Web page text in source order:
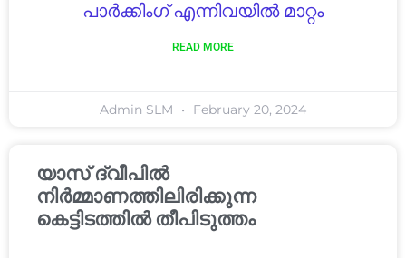
പാർക്കിംഗ് എന്നിവയിൽ മാറ്റം
READ MORE
Admin SLM February 20, 2024
യാസ് ദ്വീപിൽ
നിർമ്മാണത്തിലിരിക്കുന്ന
കെട്ടിടത്തിൽ തീപിടുത്തം